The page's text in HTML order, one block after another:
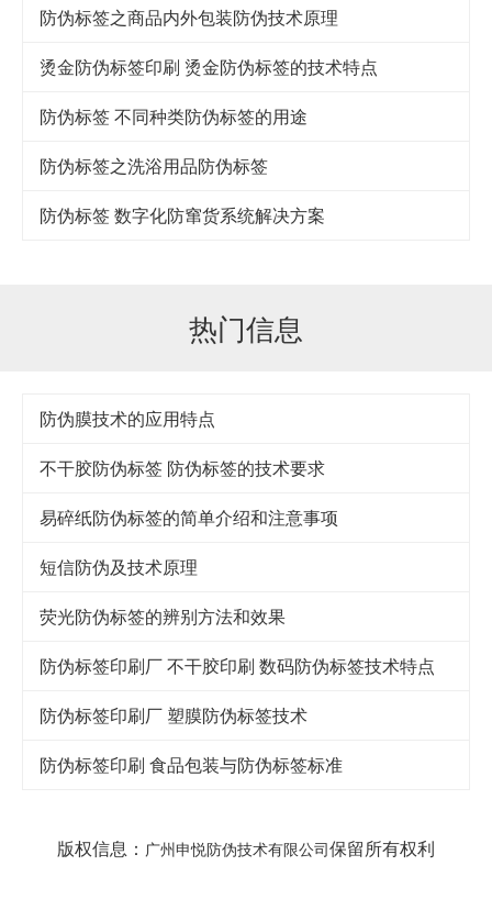
防伪标签之商品内外包装防伪技术原理
烫金防伪标签印刷 烫金防伪标签的技术特点
防伪标签 不同种类防伪标签的用途
防伪标签之洗浴用品防伪标签
防伪标签 数字化防窜货系统解决方案
热门信息
防伪膜技术的应用特点
不干胶防伪标签 防伪标签的技术要求
易碎纸防伪标签的简单介绍和注意事项
短信防伪及技术原理
荧光防伪标签的辨别方法和效果
防伪标签印刷厂 不干胶印刷 数码防伪标签技术特点
防伪标签印刷厂 塑膜防伪标签技术
防伪标签印刷 食品包装与防伪标签标准
版权信息： 广州申悦防伪技术有限公司保留所有权利